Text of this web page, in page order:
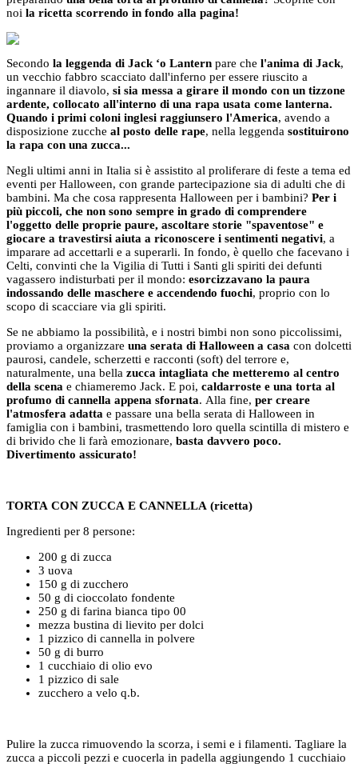
noi la ricetta scorrendo in fondo alla pagina!
Secondo la leggenda di Jack ‘o Lantern pare che l'anima di Jack,
un vecchio fabbro scacciato dall'inferno per essere riuscito a
ingannare il diavolo, si sia messa a girare il mondo con un tizzone
ardente, collocato all'interno di una rapa usata come lanterna.
Quando i primi coloni inglesi raggiunsero l'America, avendo a
disposizione zucche al posto delle rape, nella leggenda sostituirono
la rapa con una zucca...
Negli ultimi anni in Italia si è assistito al proliferare di feste a tema ed
eventi per Halloween, con grande partecipazione sia di adulti che di
bambini. Ma che cosa rappresenta Halloween per i bambini? Per i
più piccoli, che non sono sempre in grado di comprendere
l'oggetto delle proprie paure, ascoltare storie "spaventose" e
giocare a travestirsi aiuta a riconoscere i sentimenti negativi, a
imparare ad accettarli e a superarli. In fondo, è quello che facevano i
Celti, convinti che la Vigilia di Tutti i Santi gli spiriti dei defunti
vagassero indisturbati per il mondo: esorcizzavano la paura
indossando delle maschere e accendendo fuochi, proprio con lo
scopo di scacciare via gli spiriti.
Se ne abbiamo la possibilità, e i nostri bimbi non sono piccolissimi,
proviamo a organizzare una serata di Halloween a casa con dolcetti
paurosi, candele, scherzetti e racconti (soft) del terrore e,
naturalmente, una bella zucca intagliata che metteremo al centro
della scena e chiameremo Jack. E poi, caldarroste e una torta al
profumo di cannella appena sfornata. Alla fine, per creare
l'atmosfera adatta e passare una bella serata di Halloween in
famiglia con i bambini, trasmettendo loro quella scintilla di mistero e
di brivido che li farà emozionare, basta davvero poco.
Divertimento assicurato!
TORTA CON ZUCCA E CANNELLA (ricetta)
Ingredienti per 8 persone:
200 g di zucca
3 uova
150 g di zucchero
50 g di cioccolato fondente
250 g di farina bianca tipo 00
mezza bustina di lievito per dolci
1 pizzico di cannella in polvere
50 g di burro
1 cucchiaio di olio evo
1 pizzico di sale
zucchero a velo q.b.
Pulire la zucca rimuovendo la scorza, i semi e i filamenti. Tagliare la
zucca a piccoli pezzi e cuocerla in padella aggiungendo 1 cucchiaio